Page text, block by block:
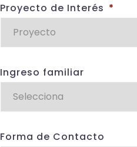
Proyecto de Interés *
Ingreso familiar
Forma de Contacto